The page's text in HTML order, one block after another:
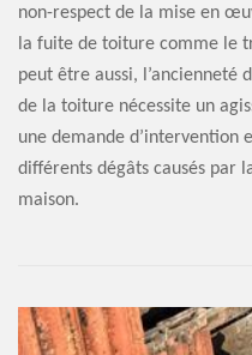
non-respect de la mise en
la fuite de toiture comme le
peut être aussi,
de la toiture nécessite un
une demande d’intervention
différents dégâts causés par
maison.